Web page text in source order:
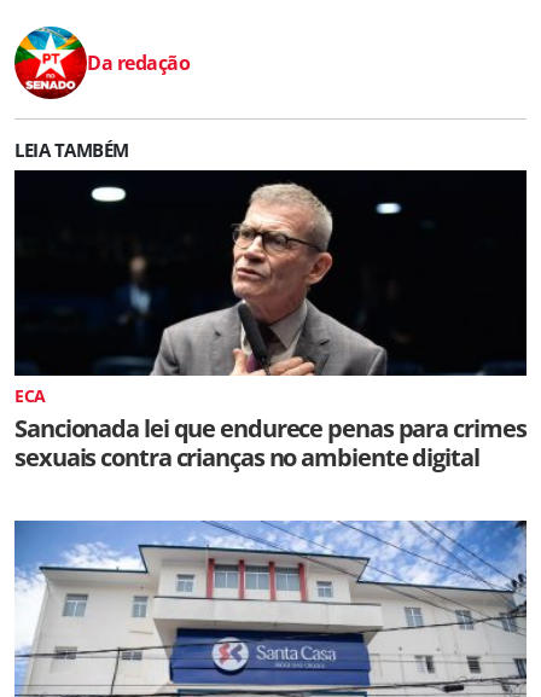
Da redação
LEIA TAMBÉM
ECA
Sancionada lei que endurece penas para crimes
sexuais contra crianças no ambiente digital